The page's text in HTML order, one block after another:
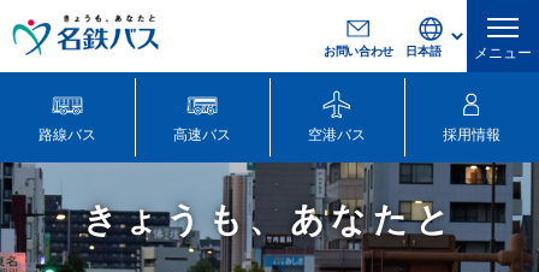
お問い合わせ メニュー
路線バス 高速バス 空港バス 採用情報
きょうも、あなたと